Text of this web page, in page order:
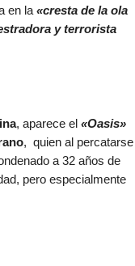
en la «cresta de la ola
y terrorista
, aparece el «Oasis»
, quien al percatarse
a 32 años de
pero especialmente